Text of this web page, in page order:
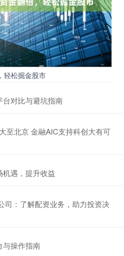
轻松掘金股市
台对比与避坑指南
至北京 金融AIC支持科创大有可
遇，提升收益
司：了解配资业务，助力投资决
与操作指南